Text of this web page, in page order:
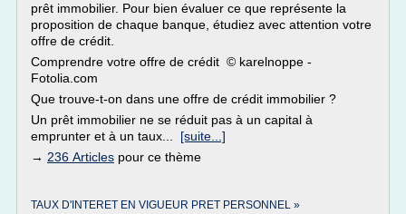
prêt immobilier. Pour bien évaluer ce que représente la
proposition de chaque banque, étudiez avec attention votre
offre de crédit.
Comprendre votre offre de crédit © karelnoppe -
Fotolia.com
Que trouve-t-on dans une offre de crédit immobilier ?
Un prêt immobilier ne se réduit pas à un capital à
emprunter et à un taux... [suite...]
→ 236 Articles pour ce thème
TAUX D'INTERET EN VIGUEUR PRET PERSONNEL »